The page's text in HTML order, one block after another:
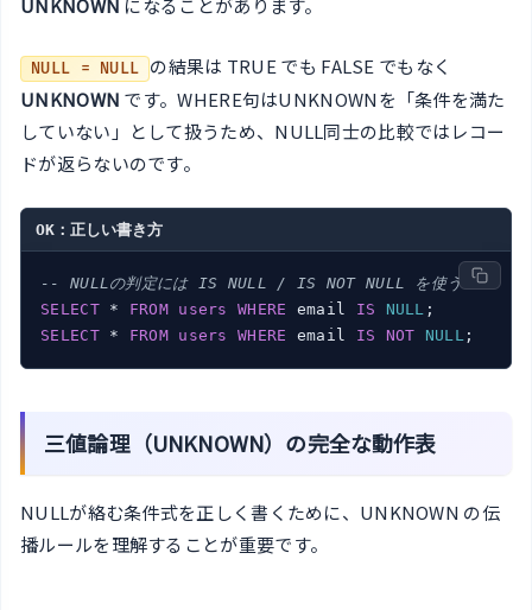
UNKNOWN になることがあります。
NULL = NULL
の結果は TRUE でも FALSE でもなく
UNKNOWN です。WHERE句はUNKNOWNを「条件を満た
していない」として扱うため、NULL同士の比較ではレコー
ドが返らないのです。
OK：正しい書き方
-- NULLの判定には IS NULL / IS NOT NULL を使う
SELECT * FROM users WHERE email IS NULL
SELECT * FROM users WHERE email IS NOT NULL ;
三値論理（UNKNOWN）の完全な動作表
NULLが絡む条件式を正しく書くために、UNKNOWN の伝
播ルールを理解することが重要です。